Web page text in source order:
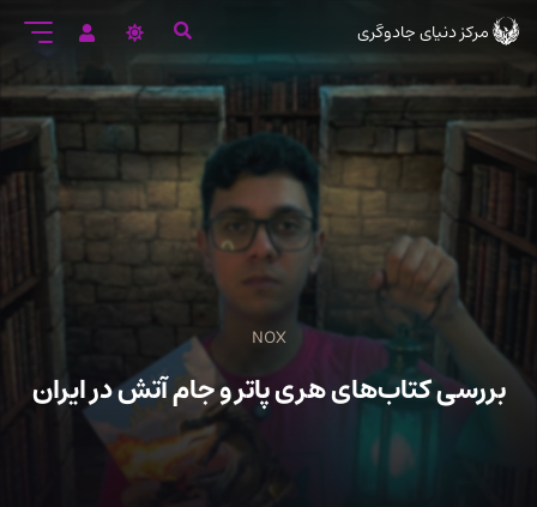
ورود
متن
اصلی
مرکز دنیای جادوگری
NOX
بررسی کتاب‌های هری پاتر و جام آتش در ایران